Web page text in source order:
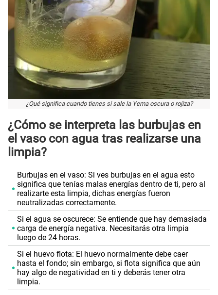
¿Qué significa cuando tienes si sale la Yema oscura o rojiza?
¿Cómo se interpreta las burbujas en
el vaso con agua tras realizarse una
limpia?
Burbujas en el vaso: Si ves burbujas en el agua esto
significa que tenías malas energías dentro de ti, pero al
realizarte esta limpia, dichas energías fueron
neutralizadas correctamente.
Si el agua se oscurece: Se entiende que hay demasiada
carga de energía negativa. Necesitarás otra limpia
luego de 24 horas.
Si el huevo flota: El huevo normalmente debe caer
hasta el fondo; sin embargo, si flota significa que aún
hay algo de negatividad en ti y deberás tener otra
limpia.